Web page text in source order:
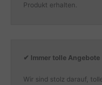
Produkt erhalten.
✔ Immer tolle Angebote
Wir sind stolz darauf,